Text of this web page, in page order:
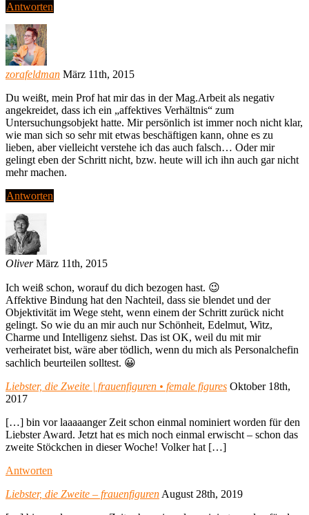
Antworten
zorafeldman März 11th, 2015
Du weißt, mein Prof hat mir das in der Mag.Arbeit als negativ
angekreidet, dass ich ein „affektives Verhältnis“ zum
Untersuchungsobjekt hatte. Mir persönlich ist immer noch nicht klar,
wie man sich so sehr mit etwas beschäftigen kann, ohne es zu
lieben, aber vielleicht verstehe ich das auch falsch… Oder mir
gelingt eben der Schritt nicht, bzw. heute will ich ihn auch gar nicht
mehr machen.
Antworten
Oliver März 11th, 2015
Ich weiß schon, worauf du dich bezogen hast. 😉
Affektive Bindung hat den Nachteil, dass sie blendet und der
Objektivität im Wege steht, wenn einem der Schritt zurück nicht
gelingt. So wie du an mir auch nur Schönheit, Edelmut, Witz,
Charme und Intelligenz siehst. Das ist OK, weil du mit mir
verheiratet bist, wäre aber tödlich, wenn du mich als Personalchefin
sachlich beurteilen solltest. 😀
Liebster, die Zweite | frauenfiguren • female figures Oktober 18th,
2017
[…] bin vor laaaaanger Zeit schon einmal nominiert worden für den
Liebster Award. Jetzt hat es mich noch einmal erwischt – schon das
zweite Stöckchen in dieser Woche! Volker hat […]
Antworten
Liebster, die Zweite – frauenfiguren August 28th, 2019